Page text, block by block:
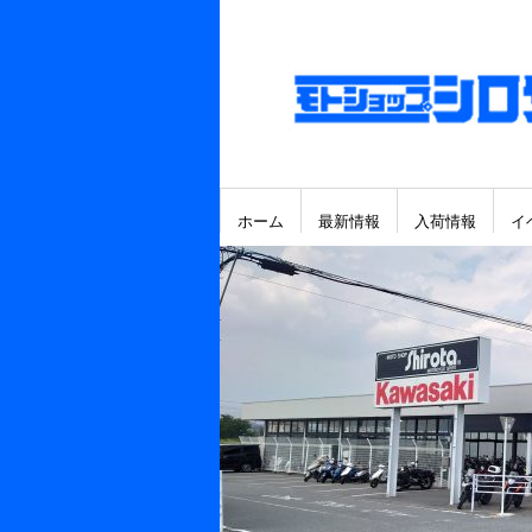
ホーム 最新情報 入荷情報 イ